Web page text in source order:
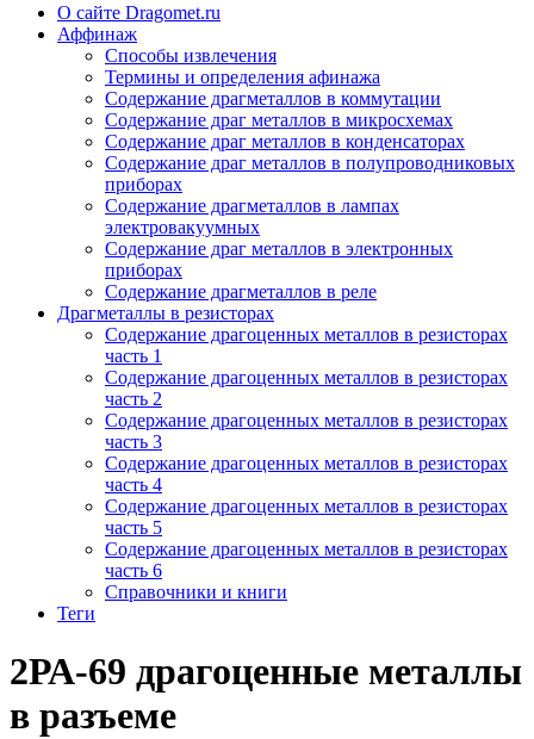
О сайте Dragomet.ru
Аффинаж
Способы извлечения
Термины и определения афинажа
Содержание драгметаллов в коммутации
Содержание драг металлов в микросхемах
Содержание драг металлов в конденсаторах
Содержание драг металлов в полупроводниковых
приборах
Содержание драгметаллов в лампах
электровакуумных
Содержание драг металлов в электронных
приборах
Содержание драгметаллов в реле
Драгметаллы в резисторах
Содержание драгоценных металлов в резисторах
часть 1
Содержание драгоценных металлов в резисторах
часть 2
Содержание драгоценных металлов в резисторах
часть 3
Содержание драгоценных металлов в резисторах
часть 4
Содержание драгоценных металлов в резисторах
часть 5
Содержание драгоценных металлов в резисторах
часть 6
Справочники и книги
Теги
2РА-69 драгоценные металлы
в разъеме